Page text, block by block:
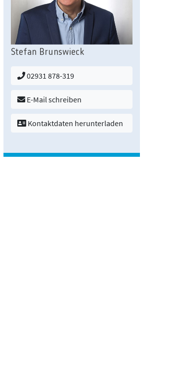
Stefan Brunswieck
02931 878-319
E-Mail schreiben
Kontaktdaten herunterladen